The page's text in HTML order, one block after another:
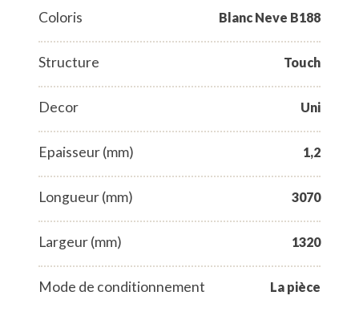
Coloris Blanc Neve B188
Structure Touch
Decor Uni
Epaisseur (mm) 1,2
Longueur (mm) 3070
Largeur (mm) 1320
Mode de conditionnement La pièce